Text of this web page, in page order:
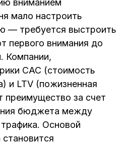
вниманием
мало настроить
— требуется выстроить
первого внимания до
Компании,
CAC (стоимость
и LTV (пожизненная
преимущество за счет
бюджета между
Основой